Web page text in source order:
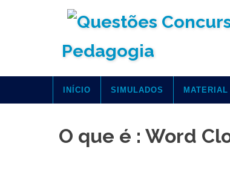
Pedagogia
INÍCIO SIMULADOS
O que é : Word